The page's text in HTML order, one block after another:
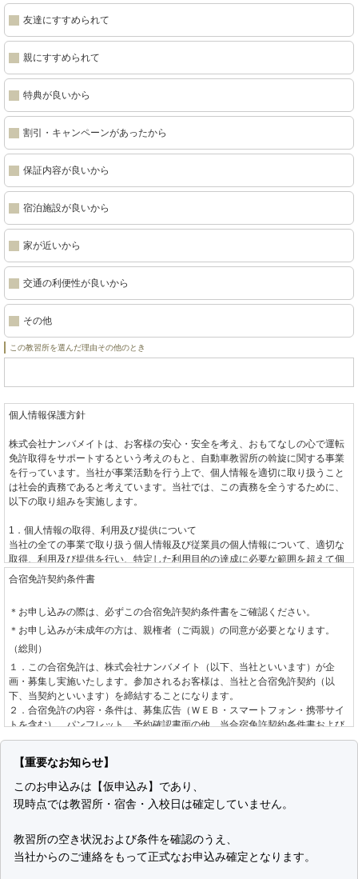
友達にすすめられて
親にすすめられて
特典が良いから
割引・キャンペーンがあったから
保証内容が良いから
宿泊施設が良いから
家が近いから
交通の利便性が良いから
その他
この教習所を選んだ理由その他のとき
個人情報保護方針
株式会社ナンバメイトは、お客様の安心・安全を考え、おもてなしの心で運転
免許取得をサポートするという考えのもと、自動車教習所の斡旋に関する事業
を行っています。当社が事業活動を行う上で、個人情報を適切に取り扱うこと
は社会的責務であると考えています。当社では、この責務を全うするために、
以下の取り組みを実施します。
1．個人情報の取得、利用及び提供について
当社の全ての事業で取り扱う個人情報及び従業員の個人情報について、適切な
取得、利用及び提供を行い、特定した利用目的の達成に必要な範囲を超えて個
人情報を取り扱うことはありません。利用目的を超えて個人情報の取り扱いを
2．個人情報に関する法令や指針、規範について
個人情報に関する法令・国が定める指針その他の規範を守ります。
3．個人情報の安全管理について
個人情報への不正アクセスや、個人情報の漏えい、紛失、破壊、改ざん等に対
して、合理的な防止並びに是正措置を行います。
4．個人情報に関する苦情及び相談について
5．個人情報保護の取り組み（個人情報保護マネジメントシステム）について
す。
制定日 2001年6月1日
株式会社ナンバメイト
代表取締役 時野 学
合宿免許契約条件書
＊お申し込みの際は、必ずこの合宿免許契約条件書をご確認ください。
＊お申し込みが未成年の方は、親権者（ご両親）の同意が必要となります。
（総則）
１．この合宿免許は、株式会社ナンバメイト（以下、当社といいます）が企
画・募集し実施いたします。参加されるお客様は、当社と合宿免許契約（以
下、当契約といいます）を締結することになります。
２．合宿免許の内容・条件は、募集広告（ＷＥＢ・スマートフォン・携帯サイ
トを含む）、パンフレット、予約確認書面の他、当合宿免許契約条件書および
標準旅行業約款募集企画旅行契約の部によります。
（お申し込みとご契約の成立）
の希望を承り、道路交通法、自動車教習所個別規約、空席状況を確認し、当社
が手配を承諾する旨をお客様へ回答した後、お客様からお申し込みをいただき
ただきます。
２．お申し込み後、当社が指定する期日までにお客様が申込金または教習料金
全額をお支払いいただいた場合に当契約の成立として取り扱います。「お客様
【重要なお知らせ】
このお申込みは【仮申込み】であり、
現時点では教習所・宿舎・入校日は確定していません。
教習所の空き状況および条件を確認のうえ、
当社からのご連絡をもって正式なお申込み確定となります。